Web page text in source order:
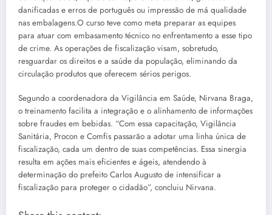
danificadas e erros de português ou impressão de má qualidade
nas embalagens.O curso teve como meta preparar as equipes
para atuar com embasamento técnico no enfrentamento a esse tipo
de crime. As operações de fiscalização visam, sobretudo,
resguardar os direitos e a saúde da população, eliminando da
circulação produtos que oferecem sérios perigos.
Segundo a coordenadora da Vigilância em Saúde, Nirvana Braga,
o treinamento facilita a integração e o alinhamento de informações
sobre fraudes em bebidas. “Com essa capacitação, Vigilância
Sanitária, Procon e Comfis passarão a adotar uma linha única de
fiscalização, cada um dentro de suas competências. Essa sinergia
resulta em ações mais eficientes e ágeis, atendendo à
determinação do prefeito Carlos Augusto de intensificar a
fiscalização para proteger o cidadão”, concluiu Nirvana.